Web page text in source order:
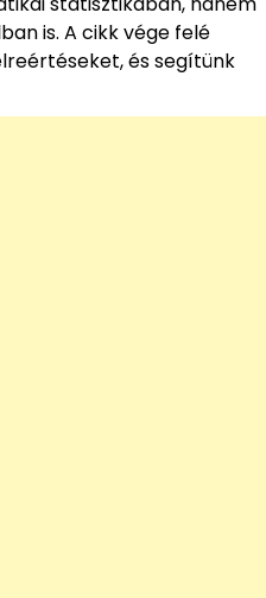
is. A cikk vége felé
és segítünk